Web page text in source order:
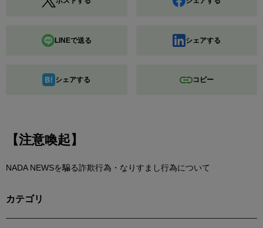
LINEで送る シェアする
シェアする コピー
【注意喚起】
NADA NEWSを騙る詐欺行為・なりすまし行為について
カテゴリ